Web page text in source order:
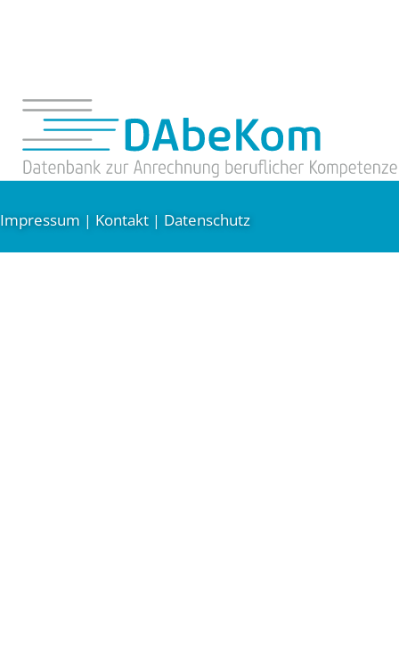
Impressum | Kontakt | Datenschutz